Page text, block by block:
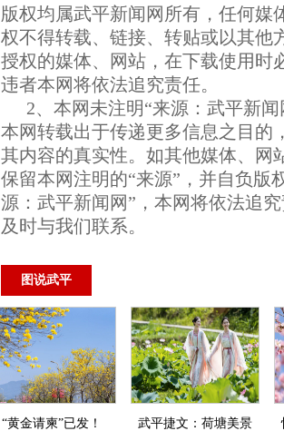
版权均属武平新闻网所有，任何媒
权不得转载、链接、转贴或以其他
授权的媒体、网站，在下载使用时
违者本网将依法追究责任。
2、本网未注明“来源：武平新
本网转载出于传递更多信息之目的
其内容的真实性。如其他媒体、网
保留本网注明的“来源”，并自负版
源：武平新闻网”，本网将依法追
及时与我们联系。
图说武平
“黄金请柬”已发！ 武平捷文：荷塘美景